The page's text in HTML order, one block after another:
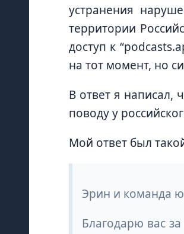
устранения
территории
доступ к
на тот момент, но
В ответ я написал,
поводу у
Мой ответ был
Эрин и команда
Благодарю вас